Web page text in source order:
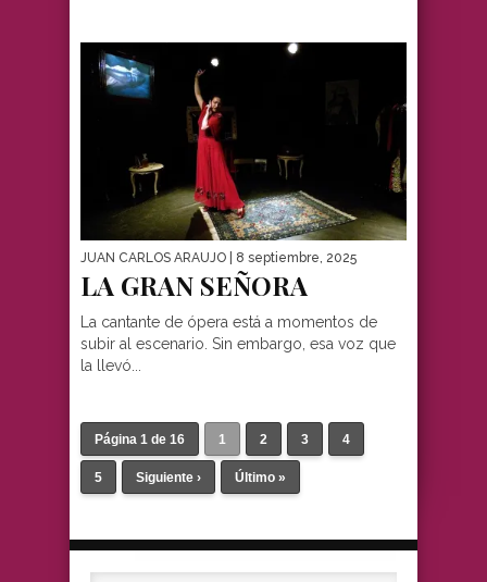
JUAN CARLOS ARAUJO | 8 septiembre, 2025
LA GRAN SEÑORA
La cantante de ópera está a momentos de
subir al escenario. Sin embargo, esa voz que
la llevó...
Página 1 de 16 1 2 3 4
5 Siguiente › Último »